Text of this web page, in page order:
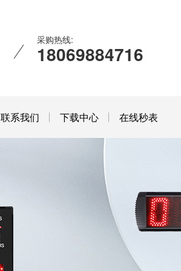
采购热线:
18069884716
联系我们 下载中心 在线秒表